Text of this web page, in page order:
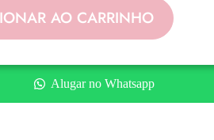
AO CARRINHO
Alugar no Whatsapp